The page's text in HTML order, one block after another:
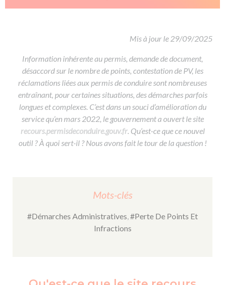
Formations pro.
Formation CACES
Devenir enseignant de la conduite
Mis à jour le 29/09/2025
Information inhérente au permis, demande de document,
désaccord sur le nombre de points, contestation de PV, les
réclamations liées aux permis de conduire sont nombreuses
entraînant, pour certaines situations, des démarches parfois
longues et complexes. C’est dans un souci d’amélioration du
service qu’en mars 2022, le gouvernement a ouvert le site
recours.permisdeconduire.gouv.fr. Qu’est-ce que ce nouvel
outil ? À quoi sert-il ? Nous avons fait le tour de la question !
Mots-clés
#Démarches Administratives,#Perte De Points Et
Infractions